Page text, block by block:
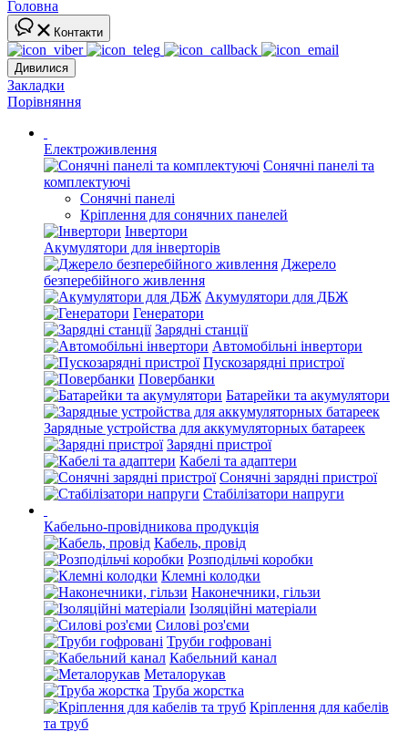
Головна
Контакти
Дивилися
Закладки
Порівняння
Електроживлення
Сонячні панелі та
комплектуючі
Сонячні панелі
Кріплення для сонячних панелей
Інвертори
Акумулятори для інверторів
Джерело
безперебійного живлення
Акумулятори для ДБЖ
Генератори
Зарядні станції
Автомобільні інвертори
Пускозарядні пристрої
Повербанки
Батарейки та акумулятори
Зарядные устройства для аккумуляторных батареек
Зарядні пристрої
Кабелі та адаптери
Сонячні зарядні пристрої
Стабілізатори напруги
Кабельно-провідникова продукція
Кабель, провід
Розподільчі коробки
Клемні колодки
Наконечники, гільзи
Ізоляційні матеріали
Силові роз'єми
Труби гофровані
Кабельний канал
Металорукав
Труба жорстка
Кріплення для кабелів
та труб